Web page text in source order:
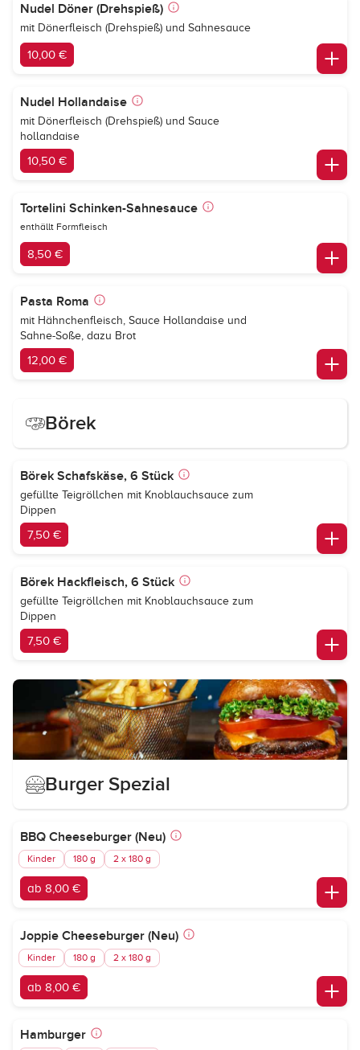
Nudel Döner (Drehspieß)
mit Dönerfleisch (Drehspieß) und Sahnesauce
10,00 €
Nudel Hollandaise
mit Dönerfleisch (Drehspieß) und Sauce
hollandaise
10,50 €
Tortelini Schinken-Sahnesauce
enthällt Formfleisch
8,50 €
Pasta Roma
mit Hähnchenfleisch, Sauce Hollandaise und
Sahne-Soße, dazu Brot
12,00 €
Börek
Börek Schafskäse, 6 Stück
gefüllte Teigröllchen mit Knoblauchsauce zum
Dippen
7,50 €
Börek Hackfleisch, 6 Stück
gefüllte Teigröllchen mit Knoblauchsauce zum
Dippen
7,50 €
Burger Spezial
BBQ Cheeseburger (Neu)
Kinder 180 g 2 x 180 g
ab 8,00 €
Joppie Cheeseburger (Neu)
Kinder 180 g 2 x 180 g
ab 8,00 €
Hamburger